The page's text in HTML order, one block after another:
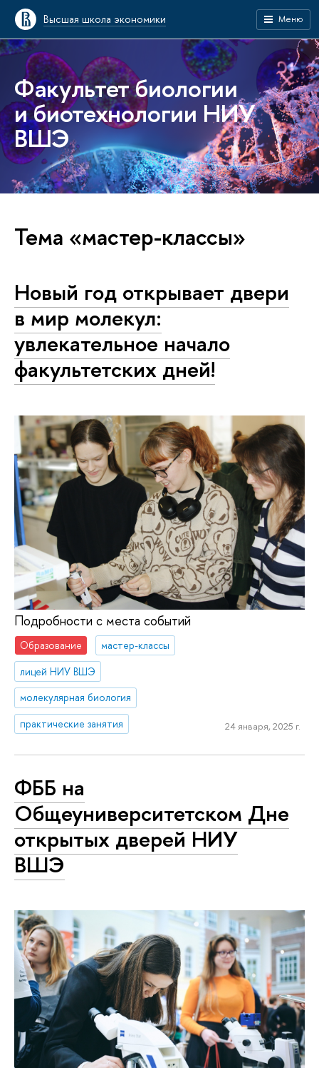
Высшая школа экономики Меню
Факультет биологии
и биотехнологии НИУ
ВШЭ
Тема «мастер-классы»
Новый год открывает двери
в мир молекул:
увлекательное начало
факультетских дней!
Подробности с места событий
Образование
мастер-классы
лицей НИУ ВШЭ
молекулярная биология
практические занятия
24 января, 2025 г.
ФББ на
Общеуниверситетском Дне
открытых дверей НИУ
ВШЭ